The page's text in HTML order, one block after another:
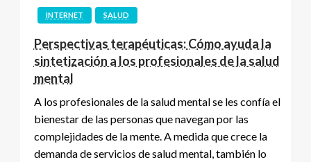
INTERNET SALUD
Perspectivas terapéuticas: Cómo ayuda la
sintetización a los profesionales de la salud
mental
A los profesionales de la salud mental se les confía el
bienestar de las personas que navegan por las
complejidades de la mente. A medida que crece la
demanda de servicios de salud mental, también lo